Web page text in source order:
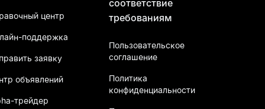
сочтет аномальными. В случае таких
события и аннулировать любые награды.
или продаже каких-либо продуктов. Цифровые
неликвидными. Они подходят только для
несут полную ответственность за свои
являются надежным индикатором будущих
нести. Перед совершением любой
к риску, а также при необходимости
центр
поддержка
заявку
объявлений
трейдер
соответствие
требованиям
Пользовательское
соглашение
Политика
конфиденциальности